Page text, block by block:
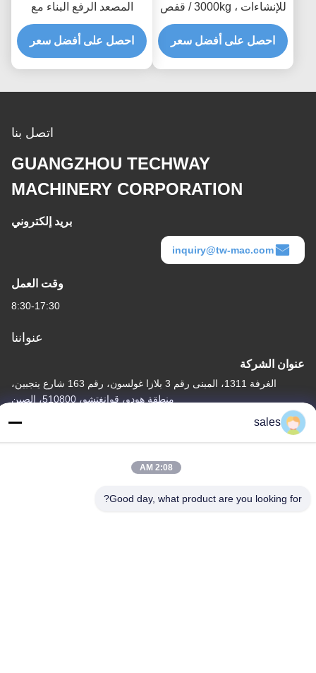
للإنشاءات ، 3000kg / قفص
رف الرفع
احصل على أفضل سعر
المصعد الرفع البناء مع
عاكس التردد
احصل على أفضل سعر
اتصل بنا
GUANGZHOU TECHWAY
MACHINERY CORPORATION
بريد إلكتروني
inquiry@tw-mac.com
وقت العمل
8:30-17:30
عنواننا
عنوان الشركة
الغرفة 1311، المبنى رقم 3 بلازا غولسون، رقم 163 شارع ينجبين،
منطقة هودو، قوانغتشو، 510800، الصين
عنوان المصنع
رقم 318 طريق فوفينغ الصناعي مدينة شينشان، منطقة باييون،
sales
2:08 AM
Good day, what product are you looking for?